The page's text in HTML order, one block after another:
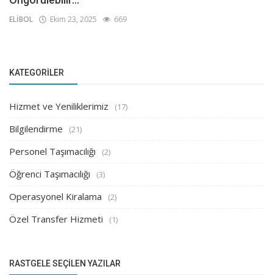
ELİBOL Ekim 23, 2025 669
KATEGORILER
Hizmet ve Yeniliklerimiz (17)
Bilgilendirme (21)
Personel Taşımacılığı (2)
Öğrenci Taşımacılığı (3)
Operasyonel Kiralama (2)
Özel Transfer Hizmeti (1)
RASTGELE SEÇILEN YAZILAR